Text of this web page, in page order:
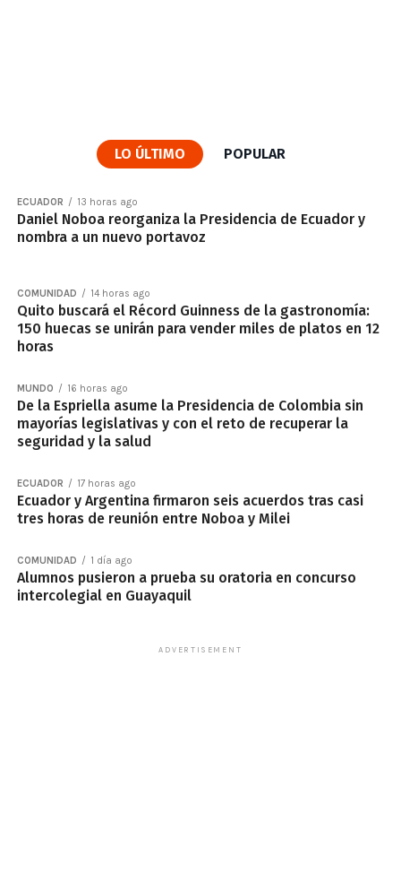
LO ÚLTIMO POPULAR
ECUADOR 13 horas ago
Daniel Noboa reorganiza la Presidencia de Ecuador y
nombra a un nuevo portavoz
COMUNIDAD 14 horas ago
Quito buscará el Récord Guinness de la gastronomía:
150 huecas se unirán para vender miles de platos en 12
horas
MUNDO 16 horas ago
De la Espriella asume la Presidencia de Colombia sin
mayorías legislativas y con el reto de recuperar la
seguridad y la salud
ECUADOR 17 horas ago
Ecuador y Argentina firmaron seis acuerdos tras casi
tres horas de reunión entre Noboa y Milei
COMUNIDAD 1 día ago
Alumnos pusieron a prueba su oratoria en concurso
intercolegial en Guayaquil
ADVERTISEMENT